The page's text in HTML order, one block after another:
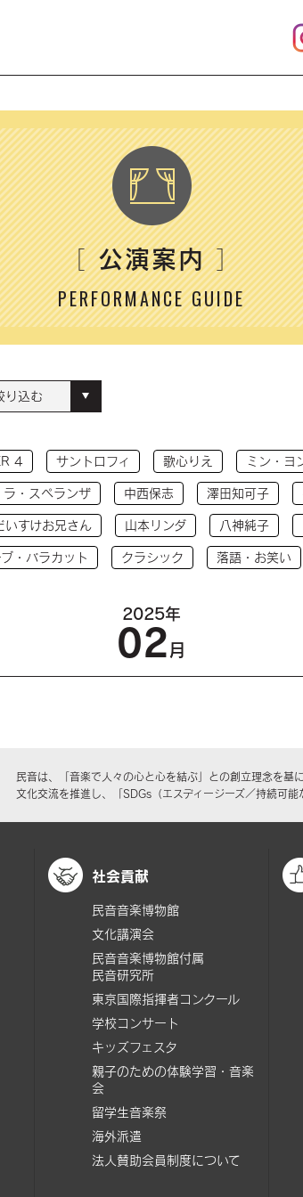
［公演案内］
PERFORMANCE GUIDE
4 サントロフィ 歌心りえ ミン・ヨ
ラ・スペランザ 中西保志 澤田知可子
いすけお兄さん 山本リンダ 八神純子
・バラカット クラシック 落語・お笑い
2025年
02月
民音は、「音楽で人々の心と心を結ぶ」との創立理念を基
文化交流を推進し、「SDGs（エスディージーズ／持続可
社会貢献
民音音楽博物館
文化講演会
民音音楽博物館付属
民音研究所
東京国際指揮者コンクール
学校コンサート
キッズフェスタ
親子のための体験学習・音楽
会
留学生音楽祭
海外派遣
法人賛助会員制度について